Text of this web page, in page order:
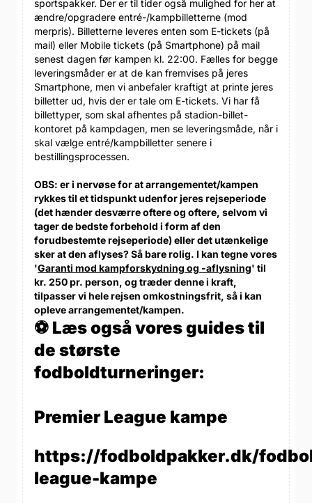
sportspakker. Der er til tider også mulighed for her at
ændre/opgradere entré-/kampbilletterne (mod
merpris). Billetterne leveres enten som E-tickets (på
mail) eller Mobile tickets (på Smartphone) på mail
senest dagen før kampen kl. 22:00. Fælles for begge
leveringsmåder er at de kan fremvises på jeres
Smartphone, men vi anbefaler kraftigt at printe jeres
billetter ud, hvis der er tale om E-tickets. Vi har få
billettyper, som skal afhentes på stadion-billet-
kontoret på kampdagen, men se leveringsmåde, når i
skal vælge entré/kampbilletter senere i
bestillingsprocessen.
OBS: er i nervøse for at arrangementet/kampen
rykkes til et tidspunkt udenfor jeres rejseperiode
(det hænder desværre oftere og oftere, selvom vi
tager de bedste forbehold i form af den
forudbestemte rejseperiode) eller det utænkelige
sker at den aflyses? Så bare rolig. I kan tegne vores
'Garanti mod kampforskydning og -aflysning' til
kr. 250 pr. person, og træder denne i kraft,
tilpasser vi hele rejsen omkostningsfrit, så i kan
opleve arrangementet/kampen.
⚽ Læs også vores guides til
de største
fodboldturneringer:
Premier League kampe
https://fodboldpakker.dk/
league-kampe